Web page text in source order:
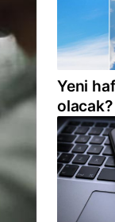
Yeni
olacak?